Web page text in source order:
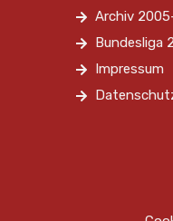
Archiv
Bundesliga
Impressum